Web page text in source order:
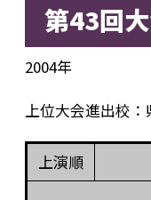
第43回
2004年
上位大会進出校
上演順